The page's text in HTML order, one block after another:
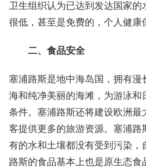
卫生组织认为已达到发达国家的
很低，甚至是免费的，个人健康
二、食品安全
塞浦路斯是地中海岛国，拥有漫
海和纯净美丽的海滩，为游泳和
条件。塞浦路斯还将建设欧洲
客提供更多的旅游资源。塞浦
有的水和土壤都没有受到污染，
路斯的食品基本上也是原生态食